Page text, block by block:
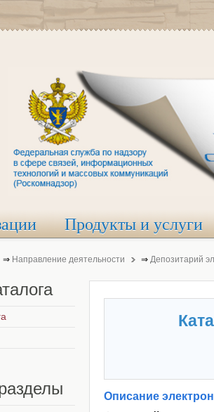
Продукты и услуги
⇒ Направление деятельности ⇒ Депозитарий
Описание